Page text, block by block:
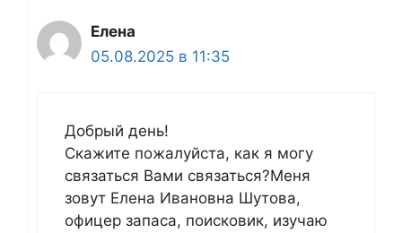
Елена
05.08.2025 в 11:35
Добрый день!
Скажите пожалуйста, как я могу
связаться Вами связаться?Меня
зовут Елена Ивановна Шутова,
офицер запаса, поисковик, изучаю